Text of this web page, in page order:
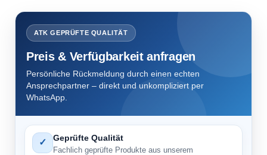
ATK GEPRÜFTE QUALITÄT
Preis & Verfügbarkeit anfragen
Persönliche Rückmeldung durch einen echten
Ansprechpartner – direkt und unkompliziert per
WhatsApp.
✓ Geprüfte Qualität
Fachlich geprüfte Produkte aus unserem